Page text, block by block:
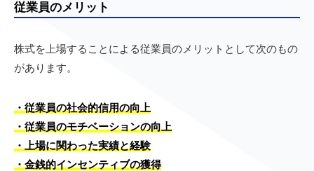
従業員のメリット
株式を上場することによる従業員のメリットとして次のもの
があります。
・ 従業員の社会的信用の向上
・従業員のモチベーションの向上
・上場に関わった実績と経験
・金銭的インセンティブの獲得